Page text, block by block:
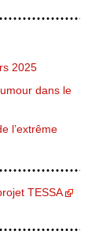
2025
dans le
l’extrême
TESSA